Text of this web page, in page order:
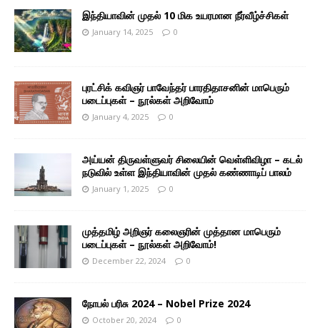
இந்தியாவின் முதல் 10 மிக உயரமான நீர்வீழ்ச்சிகள்
January 14, 2025 0
புரட்சிக் கவிஞர் பாவேந்தர் பாரதிதாசனின் மாபெரும்
படைப்புகள் – நூல்கள் அறிவோம்
January 4, 2025 0
அய்யன் திருவள்ளுவர் சிலையின் வெள்ளிவிழா – கடல்
நடுவில் உள்ள இந்தியாவின் முதல் கண்ணாடிப் பாலம்
January 1, 2025 0
முத்தமிழ் அறிஞர் கலைஞரின் முத்தான மாபெரும்
படைப்புகள் – நூல்கள் அறிவோம்!
December 22, 2024 0
நோபல் பரிசு 2024 – Nobel Prize 2024
October 20, 2024 0